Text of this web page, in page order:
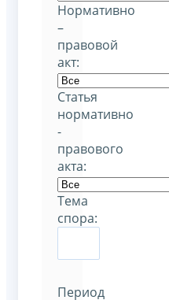
Нормативно
–
правовой
акт:
Статья
нормативно
-
правового
акта:
Тема
спора:
Период